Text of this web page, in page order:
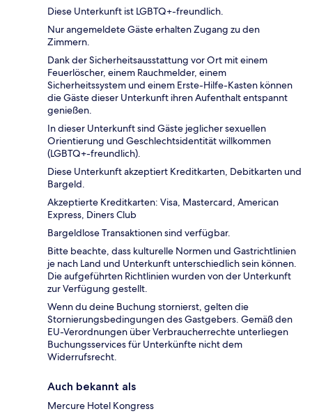
Diese Unterkunft ist LGBTQ+-freundlich.
Nur angemeldete Gäste erhalten Zugang zu den
Zimmern.
Dank der Sicherheitsausstattung vor Ort mit einem
Feuerlöscher, einem Rauchmelder, einem
Sicherheitssystem und einem Erste-Hilfe-Kasten können
die Gäste dieser Unterkunft ihren Aufenthalt entspannt
genießen.
In dieser Unterkunft sind Gäste jeglicher sexuellen
Orientierung und Geschlechtsidentität willkommen
(LGBTQ+-freundlich).
Diese Unterkunft akzeptiert Kreditkarten, Debitkarten und
Bargeld.
Akzeptierte Kreditkarten: Visa, Mastercard, American
Express, Diners Club
Bargeldlose Transaktionen sind verfügbar.
Bitte beachte, dass kulturelle Normen und Gastrichtlinien
je nach Land und Unterkunft unterschiedlich sein können.
Die aufgeführten Richtlinien wurden von der Unterkunft
zur Verfügung gestellt.
Wenn du deine Buchung stornierst, gelten die
Stornierungsbedingungen des Gastgebers. Gemäß den
EU-Verordnungen über Verbraucherrechte unterliegen
Buchungsservices für Unterkünfte nicht dem
Widerrufsrecht.
Auch bekannt als
Mercure Hotel Kongress